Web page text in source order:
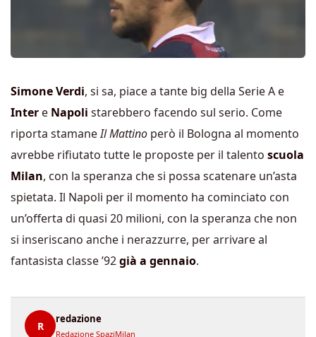
Simone Verdi, si sa, piace a tante big della Serie A e
Inter e Napoli starebbero facendo sul serio. Come
riporta stamaneIl Mattino però il Bologna al momento
avrebbe rifiutato tutte le proposte per il talento scuola
Milan, con la speranza che si possa scatenare un’asta
spietata. Il Napoli per il momento ha cominciato con
un’offerta di quasi 20 milioni, con la speranza che non
si inseriscano anche i nerazzurre, per arrivare al
fantasista classe ’92già a gennaio.
R
redazione
Redazione SpaziMilan